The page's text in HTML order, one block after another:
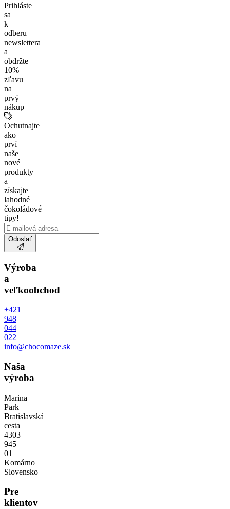
Prihláste
sa
k
odberu
newslettera
a
obdržte
10%
zľavu
na
prvý
nákup
Ochutnajte
ako
prví
naše
nové
produkty
a
získajte
lahodné
čokoládové
tipy!
Odoslať
Výroba
a
veľkoobchod
+421
948
044
022
info@chocomaze.sk
Naša
výroba
Marina
Park
Bratislavská
cesta
4303
945
01
Komárno
Slovensko
Pre
klientov